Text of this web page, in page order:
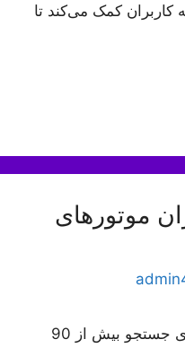
کاربران کمک می‌کند تا
موتور‌‌های
سهم گوگل از کاربران موتور‌‌های جستجو بیش از 90